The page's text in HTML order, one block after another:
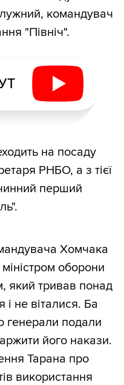
командувач
"Північ".
на посаду
РНБО, а з тієї
перший
Хомчака
оборони
який тривав понад
і не віталися. Ба
генерали подали
його накази.
Тарана про
використання